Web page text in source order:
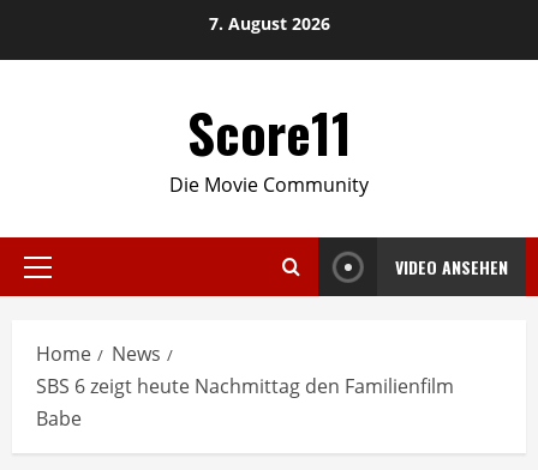
7. August 2026
Score11
Die Movie Community
Primary
VIDEO ANSEHEN
Home
News
SBS 6 zeigt heute Nachmittag den Familienfilm
Babe